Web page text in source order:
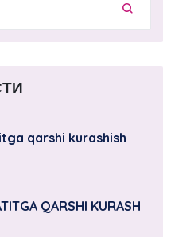
qarshi kurashish
QARSHI KURASH